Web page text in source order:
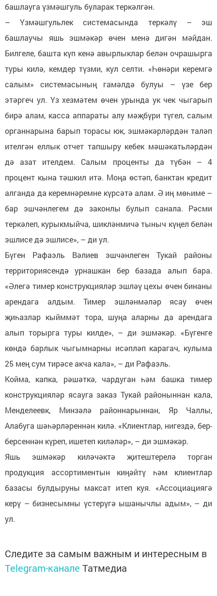
башлауга үзмәшгуль буларак теркәлгән.
– Үзмәшгульлек системасында теркәлү – эш
башлаучы яшь эшмәкәр өчен менә дигән мәйдан.
Билгеле, башта күп кенә авырлыклар белән очрашырга
туры килә, кемдер түзми, кул селти. «Һөнәри керемгә
салым» системасының гамәлдә булуы – үзе бер
этәргеч ул. Үз хезмәтем өчен урында ук чек чыгарып
бирә алам, касса аппараты алу мәҗбүри түгел, салым
органнарына барып торасы юк, эшмәкәрләрдән таләп
ителгән еллык отчет тапшыру кебек мәшәкатьләрдән
дә азат ителдем. Салым проценты да түбән – 4
процент кына тәшкил итә. Моңа өстәп, банктан кредит
алганда да керемнәремне күрсәтә алам. Ә иң мөһиме –
бар эшчәнлегем дә законлы булып санала. Рәсми
теркәлеп, курыкмыйча, шикләнмичә тыныч күңел белән
эшлисе дә эшлисе», – ди ул.
Бүген Рафаэль Вәлиев эшчәнлеген Тукай районы
территориясендә урнашкан бер базада алып бара.
«Әлегә тимер конструкцияләр эшләү цехы өчен бинаны
арендага алдым. Тимер эшләнмәләр ясау өчен
җиһазлар кыйммәт тора, шуңа аларны да арендага
алып торырга туры килде», – ди эшмәкәр. «Бүгенге
көндә барлык чыгымнарны исәпләп карагач, кулыма
25 мең сум тирәсе акча кала», – ди Рафаэль.
Койма, капка, рәшәткә, чардуган һәм башка тимер
конструкцияләр ясауга заказ Тукай районыннан кала,
Менделеевк, Минзәлә районнарыннан, Яр Чаллы,
Алабуга шәһәрләреннән килә. «Клиентлар, нигездә, бер-
берсеннән күреп, ишетеп киләләр», – ди эшмәкәр.
Яшь эшмәкәр киләчәктә җитештерелә торган
продукция ассортиментын киңәйтү һәм клиентлар
базасы булдыруны максат итеп куя. «Ассоциациягә
керү – бизнесымны үстерүгә ышанычлы адым», – ди
ул.
Следите за самым важным и интересным в
Telegram-канале Татмедиа